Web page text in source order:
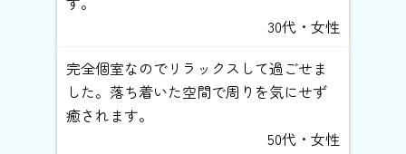
30代・女性
完全個室なのでリラックスして過ごせま
した。落ち着いた空間で周りを気にせず
癒されます。
50代・女性